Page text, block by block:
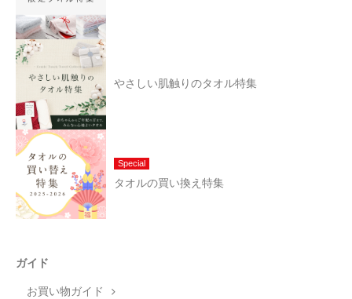
やさしい肌触りのタオル特集
Special
タオルの買い換え特集
ガイド
お買い物ガイド